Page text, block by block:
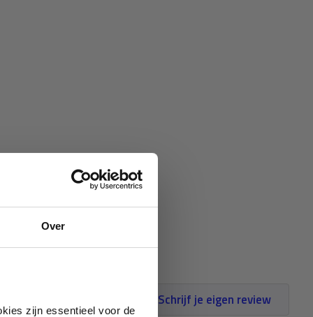
Over
zijn essentieel voor de
Schrijf je eigen review